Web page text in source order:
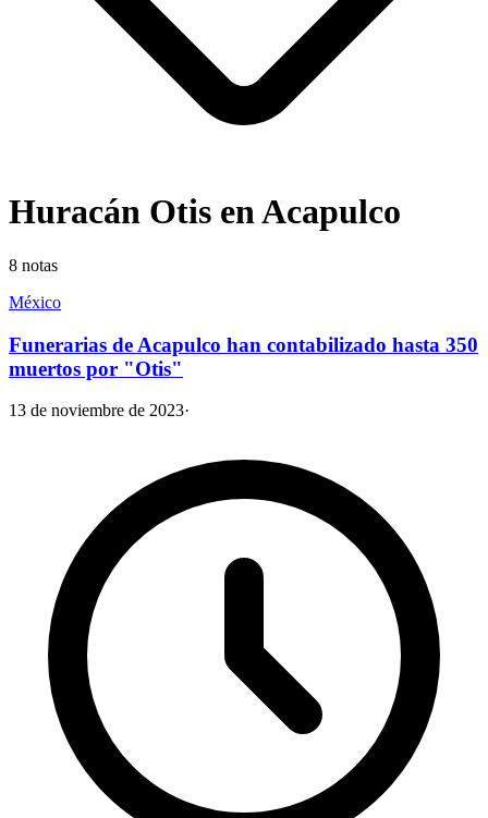
Huracán Otis en Acapulco
8 notas
México
Funerarias de Acapulco han contabilizado hasta 350
muertos por "Otis"
13 de noviembre de 2023·